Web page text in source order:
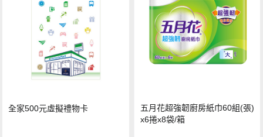
全家500元虛擬禮物卡
五月花超強韌廚房紙巾60組(張)
x6捲x8袋/箱